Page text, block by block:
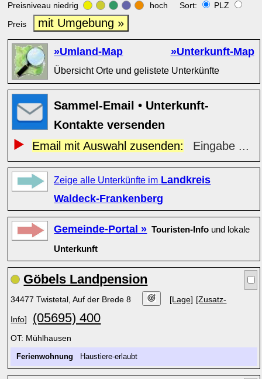
Preisniveau niedrig hoch Sort:
PLZ
Preis
mit Umgebung »
»Umland-Map »Unterkunft-Map
Übersicht Orte und gelistete Unterkünfte
Sammel-Email • Unterkunft-
Kontakte versenden
Email mit Auswahl zusenden:
Eingabe ...
Zeige alle Unterkünfte im Landkreis
Waldeck-Frankenberg
Gemeinde-Portal » Touristen-Info und lokale
Unterkunft
Göbels Landpension
34477 Twistetal, Auf der Brede 8 [Lage] [Zusatz-
Info] (05695) 400
OT: Mühlhausen
Ferienwohnung Haustiere-erlaubt